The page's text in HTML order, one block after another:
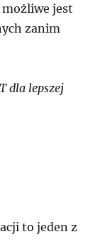
jest
zanim
dla lepszej
to jeden z